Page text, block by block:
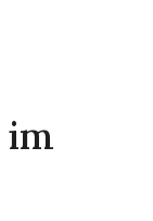
im